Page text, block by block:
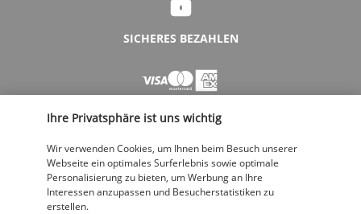
SICHERES BEZAHLEN
FOLGEN SIE UNS
Ihre Privatsphäre ist uns wichtig
Wir verwenden Cookies, um Ihnen beim Besuch unserer
Webseite ein optimales Surferlebnis sowie optimale
Personalisierung zu bieten, um Werbung an Ihre
Interessen anzupassen und Besucherstatistiken zu
erstellen.